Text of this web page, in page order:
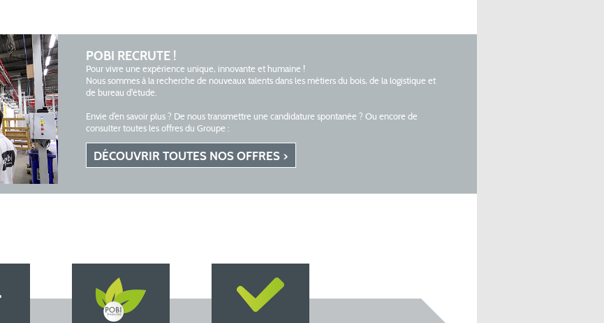
POBI RECRUTE !
Pour vivre une expérience unique, innovante et humaine !
Nous sommes à la recherche de nouveaux talents dans les métiers du bois, de la logistique et
de bureau d'étude.
Envie d’en savoir plus ? De nous transmettre une candidature spontanée ? Ou encore de
consulter toutes les offres du Groupe :
DÉCOUVRIR TOUTES NOS OFFRES